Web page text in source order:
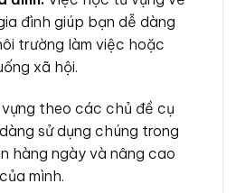
đình giúp bạn dễ dàng
trường làm việc hoặc
xã hội.
theo các chủ đề cụ
sử dụng chúng trong
hàng ngày và nâng cao
mình.